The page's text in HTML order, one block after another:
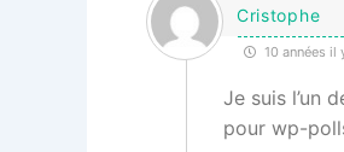
Cristophe
10 années il
Je suis l’un
pour wp-